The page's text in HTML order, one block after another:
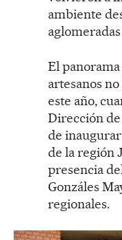
ambiente
El
artesanos
este año,
Dirección
de
de la región
presencia
Gonzáles
regionales.